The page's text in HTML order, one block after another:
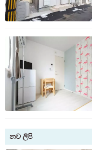
නව ලිපි